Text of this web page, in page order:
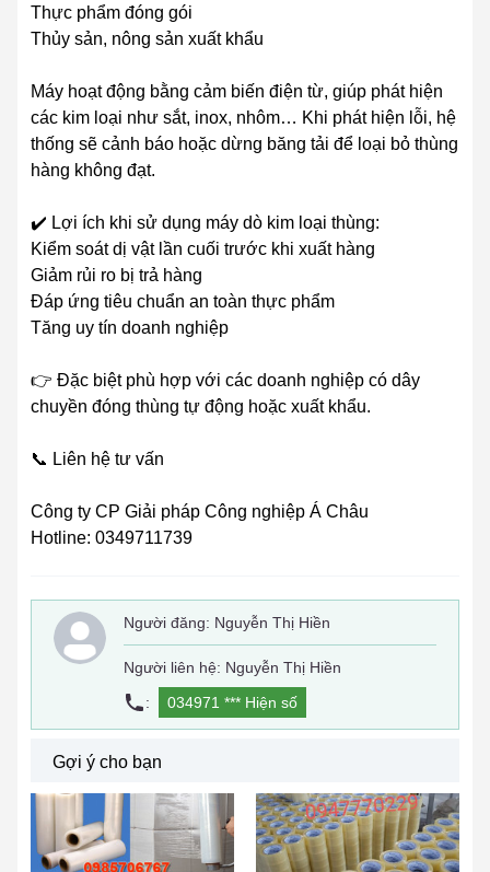
Thực phẩm đóng gói
Thủy sản, nông sản xuất khẩu
Máy hoạt động bằng cảm biến điện từ, giúp phát hiện
các kim loại như sắt, inox, nhôm… Khi phát hiện lỗi, hệ
thống sẽ cảnh báo hoặc dừng băng tải để loại bỏ thùng
hàng không đạt.
✔️ Lợi ích khi sử dụng máy dò kim loại thùng:
Kiểm soát dị vật lần cuối trước khi xuất hàng
Giảm rủi ro bị trả hàng
Đáp ứng tiêu chuẩn an toàn thực phẩm
Tăng uy tín doanh nghiệp
👉 Đặc biệt phù hợp với các doanh nghiệp có dây
chuyền đóng thùng tự động hoặc xuất khẩu.
📞 Liên hệ tư vấn
Công ty CP Giải pháp Công nghiệp Á Châu
Hotline: 0349711739
Người đăng: Nguyễn Thị Hiền
Người liên hệ: Nguyễn Thị Hiền
:
034971 *** Hiện số
Gợi ý cho bạn